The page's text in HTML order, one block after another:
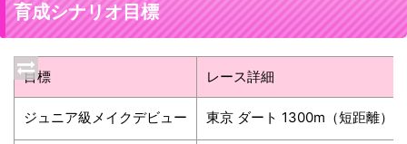
育成シナリオ目標
目標 レース詳細
ジュニア級メイクデビュー 東京 ダート 1300m（短距離）